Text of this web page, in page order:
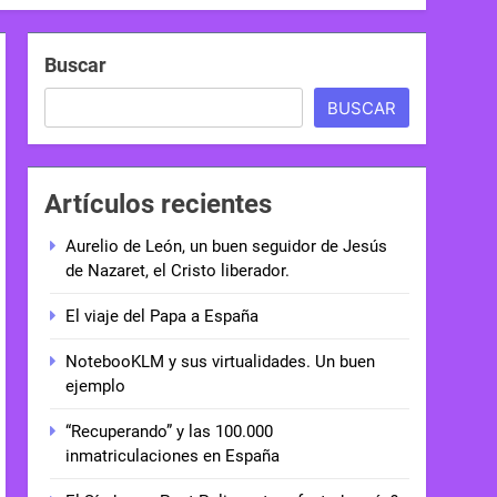
Buscar
BUSCAR
Artículos recientes
Aurelio de León, un buen seguidor de Jesús
de Nazaret, el Cristo liberador.
El viaje del Papa a España
NotebooKLM y sus virtualidades. Un buen
ejemplo
“Recuperando” y las 100.000
inmatriculaciones en España